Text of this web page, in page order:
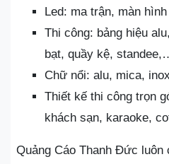
Led: ma trận, màn
Thi công: bảng hiệu
bạt, quầy kệ,
Chữ nổi: alu, mica,
Thiết kế thi công trọn
khách sạn, karaoke,
Quảng Cáo Thanh Đức luôn